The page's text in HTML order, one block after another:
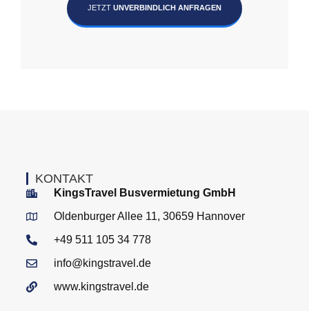
JETZT UNVERBINDLICH ANFRAGEN
KONTAKT
KingsTravel Busvermietung GmbH
Oldenburger Allee 11, 30659 Hannover
+49 511 105 34 778
info@kingstravel.de
www.kingstravel.de